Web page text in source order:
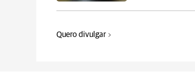
Quero divulgar